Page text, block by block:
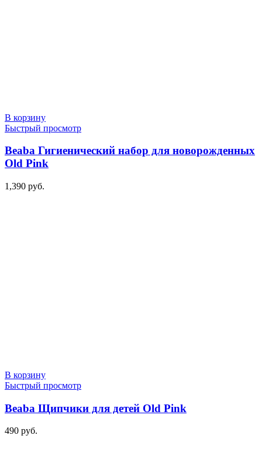
В корзину
Быстрый просмотр
Beaba Гигиенический набор для новорожденных
Old Pink
1,390 руб.
В корзину
Быстрый просмотр
Beaba Щипчики для детей Old Pink
490 руб.